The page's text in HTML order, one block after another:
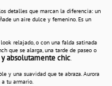
detalles que marcan la diferencia: un
un aire dulce y femenino. Es un
relajado, o con una falda satinada
que se alarga, una tarde de paseo o
absolutamente chic.
y una suavidad que te abraza. Aurora
tu armario.